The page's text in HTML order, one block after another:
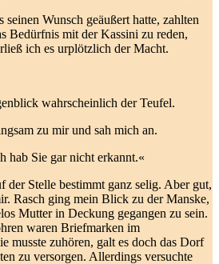
Wunsch geäußert hatte, zahlten
Bedürfnis mit der Kassini zu reden,
ich es urplötzlich der Macht.
wahrscheinlich der Teufel.
zu mir und sah mich an.
hab Sie gar nicht erkannt.«
der Stelle bestimmt ganz selig. Aber gut,
Rasch ging mein Blick zu der Manske,
Mutter in Deckung gegangen zu sein.
waren Briefmarken im
musste zuhören, galt es doch das Dorf
zu versorgen. Allerdings versuchte